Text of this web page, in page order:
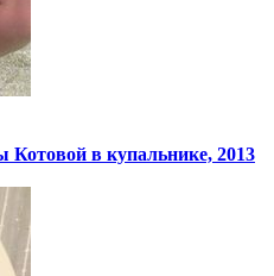
в купальнике, 2013